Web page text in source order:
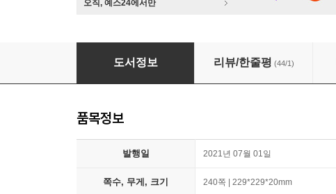
오직, 예스24에서만
데이터 스토리
도서정보 리뷰/한줄평 (44/1)
품목정보
발행일 2021년 07월 01일
쪽수, 무게, 크기 240쪽 | 229*229*20mm